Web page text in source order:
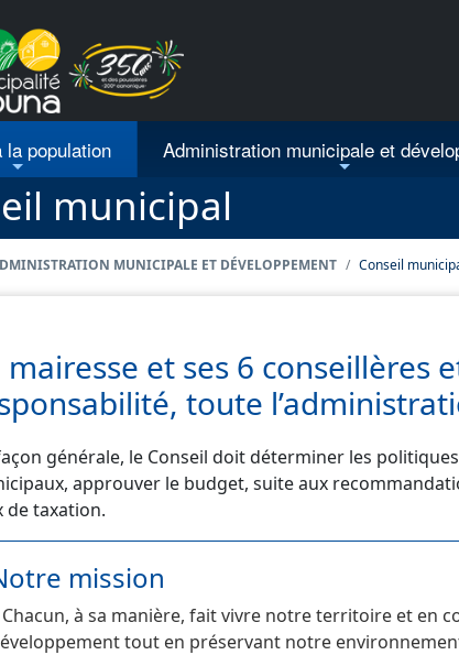
population Administration municipale et
municipal
MUNICIPALE ET DÉVELOPPEMENT Conseil
mairesse et ses 6 conseillères
toute
générale, le Conseil doit déterminer les
approuver le budget, suite aux
de taxation.
mission
Chacun, à sa manière, fait vivre notre territoire et en
tout en préservant notre